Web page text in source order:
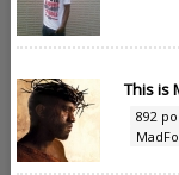
This is
892